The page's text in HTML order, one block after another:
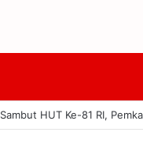
Anom Gumanti Pimpin Raker